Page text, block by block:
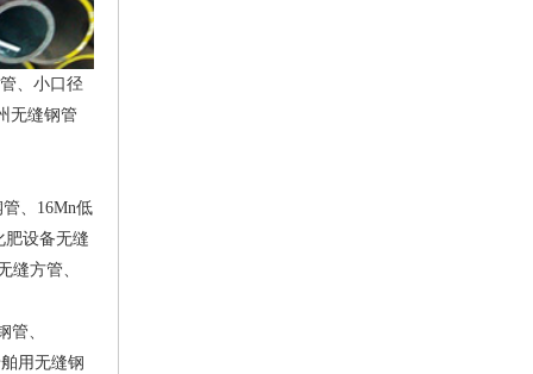
、小口径
无缝钢管
、16Mn低
肥设备无缝
缝方管、
、
用无缝钢